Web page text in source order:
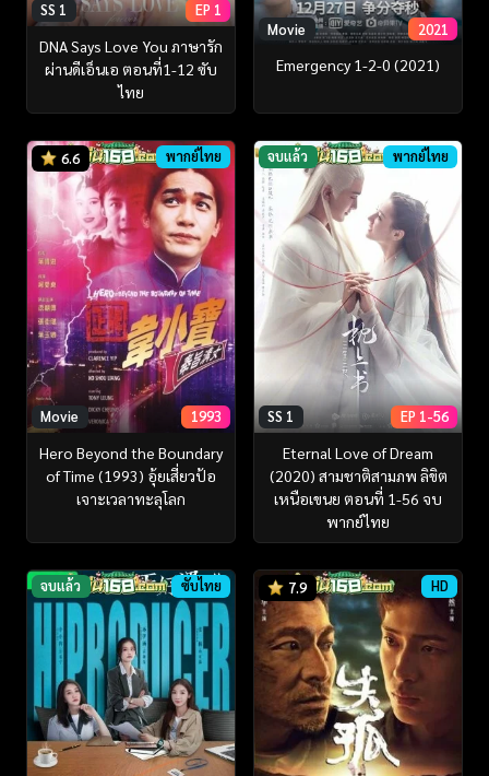
SS 1 EP 1
DNA Says Love You ภาษารัก
ผ่านดีเอ็นเอ ตอนที่1-12 ซับ
ไทย
Movie 2021
Emergency 1-2-0 (2021)
6.6 พากย์ไทย
Movie 1993
Hero Beyond the Boundary
of Time (1993) อุ้ยเสี่ยวป้อ
เจาะเวลาทะลุโลก
จบแล้ว พากย์ไทย
SS 1 EP 1-56
Eternal Love of Dream
(2020) สามชาติสามภพ ลิขิต
เหนือเขนย ตอนที่ 1-56 จบ
พากย์ไทย
จบแล้ว ซับไทย 7.9 HD